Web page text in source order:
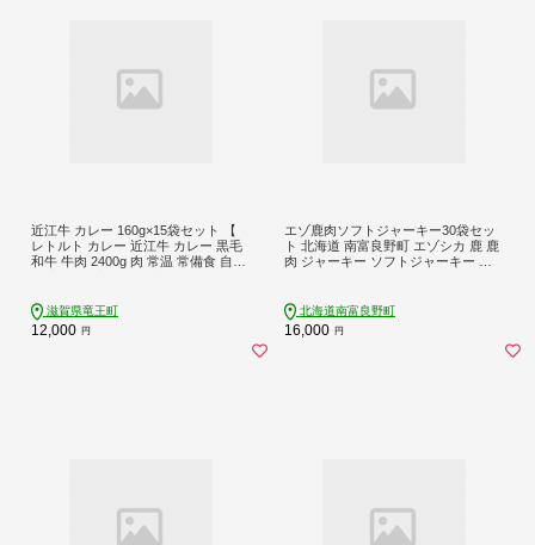
近江牛 カレー 160g×15袋セット 【
レトルト カレー 近江牛 カレー 黒毛
和牛 牛肉 2400g 肉 常温 常備食 自宅
るさと納税 12000円 ブランド牛 三大
和牛 和牛 ギフト 贈り物 内祝い 神戸
牛 松阪牛 に並ぶ 日本三大和牛 滋賀
滋賀県竜王町
12,000 円
エゾ鹿肉ソフトジャーキー30袋セッ
ト 北海道 南富良野町 エゾシカ 鹿 鹿
肉 ジャーキー ソフトジャーキー お
北海道南富良野町
16,000 円